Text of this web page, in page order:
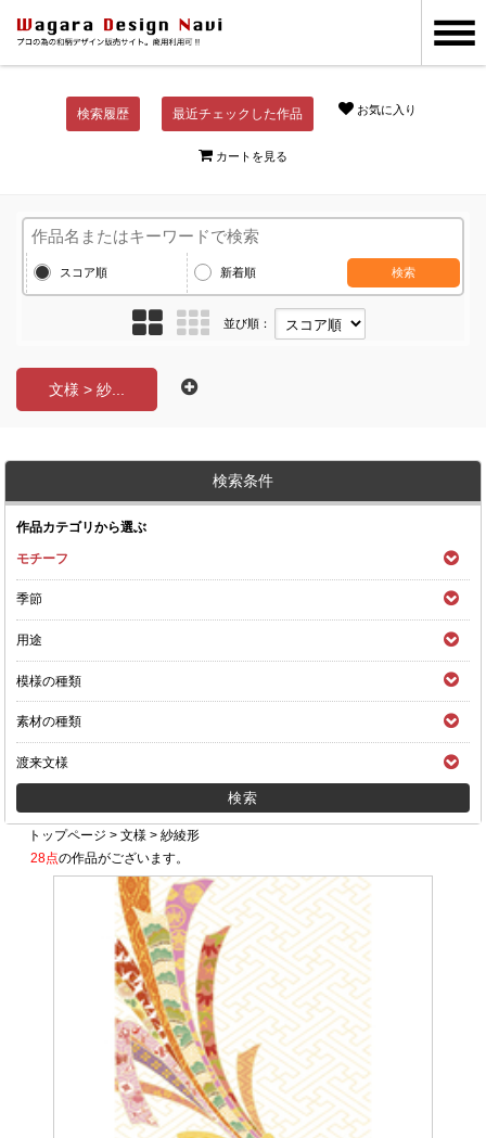
検索履歴 最近チェックした作品 お気に入り
カートを見る
スコア順 新着順 検索
並び順：
文様 > 紗...
検索条件
作品カテゴリから選ぶ
モチーフ
季節
用途
模様の種類
素材の種類
渡来文様
トップページ >文様 >紗綾形
28点の作品がございます。